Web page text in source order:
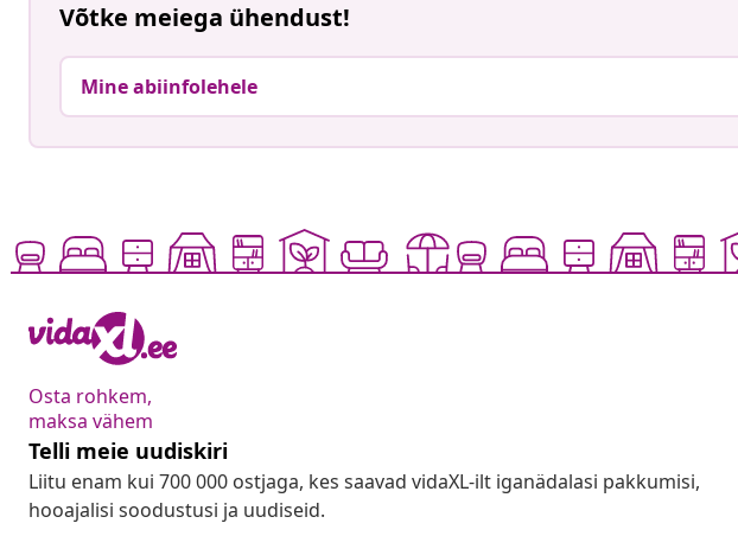
Võtke meiega ühendust!
Mine abiinfolehele
Osta rohkem,
maksa vähem
Telli meie uudiskiri
Liitu enam kui 700 000 ostjaga, kes saavad vidaXL-ilt iganädalasi pakkumisi,
hooajalisi soodustusi ja uudiseid.